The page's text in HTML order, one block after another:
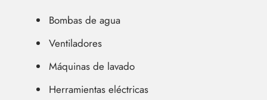
Bombas de agua
Ventiladores
Máquinas de lavado
Herramientas eléctricas